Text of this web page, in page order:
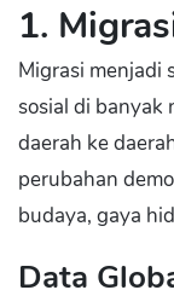
1.
Migrasi menjadi
sosial di banyak
daerah ke
perubahan
budaya, gaya
Data